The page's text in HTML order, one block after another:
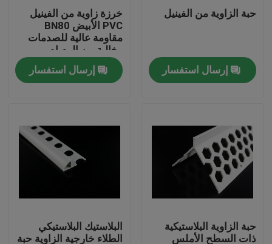
جولة في المعمل
اتصل بنا
اطلب اقتباس
الوسائط المرشحة MBBR
MBBR بيو ميديا
حبة الزاوية من الفينيل
إرسال استفسار
خرزة زاوية من الفينيل
PVC الأبيض BN80
مقاومة عالية للصدمات
وخالية من الرصاص
إرسال استفسار
حبة الزاوية البلاستيكية
ذات السطح الأملس
البلاستيك البلاستيكي
الطلاء خارجية الزاوية حبة